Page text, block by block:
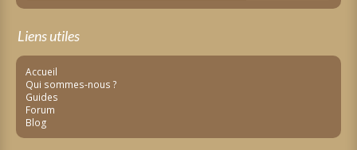
Liens utiles
Accueil
Qui sommes-nous ?
Guides
Forum
Blog